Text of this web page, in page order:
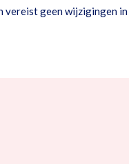
vereist geen wijzigingen